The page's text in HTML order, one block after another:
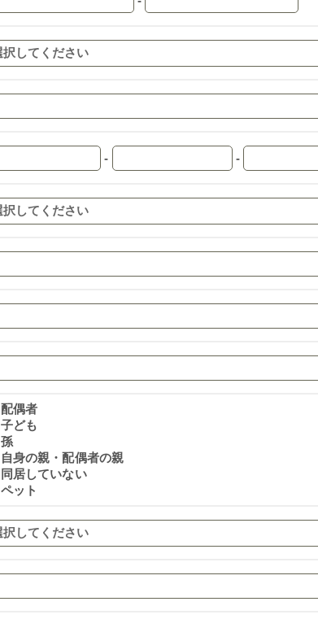
- -
配偶者
子ども
孫
自身の親・配偶者の親
同居していない
ペット